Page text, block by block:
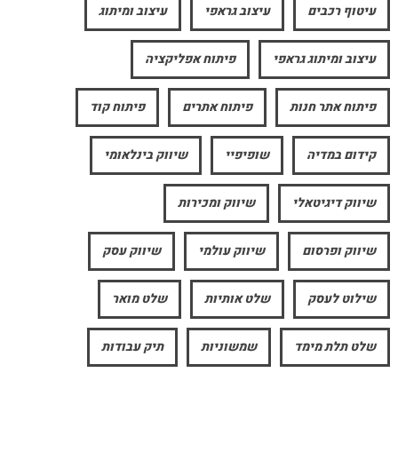
עיטוף רכבים עיצוב גראפי עיצוב ומיתוג
עיצוב ומיתוג גראפי פיתוח אפליקציה
פיתוח אתר חנות פיתוח אתרים פיתוח קוד
קידום במדיה שופיפיי שיווק בינלאומי
שיווק דיגיטאלי שיווק ומכירות
שיווק ופרסום שיווק עולמי שיווק עסק
שילוט לעסק שלט אותיות שלט מואר
שלט תלת מימד שמשוניות תיק עבודות